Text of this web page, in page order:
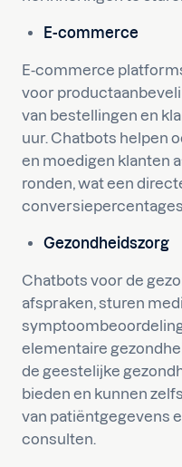
E-commerce
E-commerce
voor
van bestellingen en
uur. Chatbots helpen
en moedigen klanten
ronden, wat een
Gezondheidszorg
Chatbots voor de
afspraken, sturen
elementaire
de geestelijke
bieden en kunnen
van patiëntgegevens
consulten.